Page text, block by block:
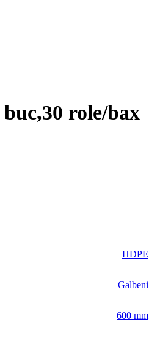
role/bax
HDPE
Galbeni
600 mm